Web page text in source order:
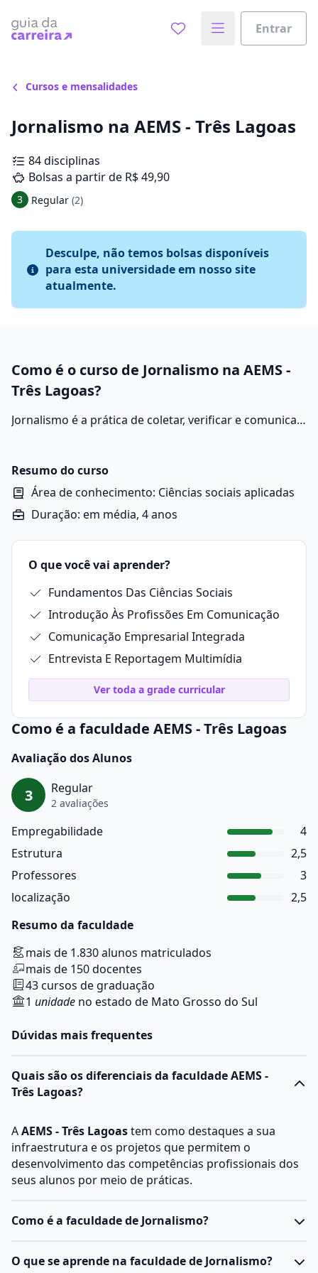
Entrar
Cursos e mensalidades
Jornalismo na AEMS - Três Lagoas
84 disciplinas
Bolsas a partir de R$ 49,90
3 Regular (2)
Desculpe, não temos bolsas disponíveis
para esta universidade em nosso site
atualmente.
Como é o curso de Jornalismo na AEMS -
Três Lagoas?
Jornalismo é a prática de coletar, verificar e comunicar
contar histórias, informar sobre eventos atuais e
analisar questões de interesse público, promovendo a
transparência e o entendimento na sociedade.
Resumo do curso
Área de conhecimento: Ciências sociais aplicadas
Duração: em média, 4 anos
O que você vai aprender?
Fundamentos Das Ciências Sociais
Introdução Às Profissões Em Comunicação
Comunicação Empresarial Integrada
Entrevista E Reportagem Multimídia
Ver toda a grade curricular
Como é a faculdade AEMS - Três Lagoas
Avaliação dos Alunos
3 Regular
2 avaliações
Empregabilidade
4
Estrutura
2,5
Professores
3
localização
2,5
Resumo da faculdade
mais de 1.830 alunos matriculados
mais de 150 docentes
43 cursos de graduação
1 unidade no estado de Mato Grosso do Sul
Dúvidas mais frequentes
Quais são os diferenciais da faculdade AEMS -
Três Lagoas?
AAEMS - Três Lagoastem como destaques a sua
infraestrutura e os projetos que permitem o
desenvolvimento das competências profissionais dos
seus alunos por meio de práticas.
Como é a faculdade de Jornalismo?
O curso de Jornalismo é voltado para a formação de
O que se aprende na faculdade de Jornalismo?